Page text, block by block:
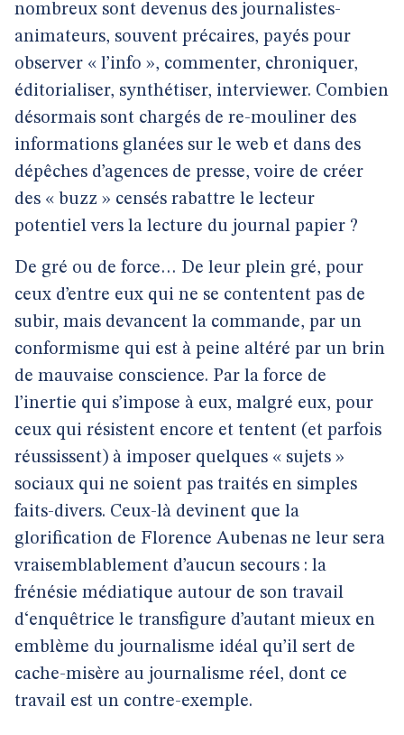
nombreux sont devenus des journalistes-
animateurs, souvent précaires, payés pour
observer « l’info », commenter, chroniquer,
éditorialiser, synthétiser, interviewer. Combien
désormais sont chargés de re-mouliner des
informations glanées sur le web et dans des
dépêches d’agences de presse, voire de créer
des « buzz » censés rabattre le lecteur
potentiel vers la lecture du journal papier ?
De gré ou de force… De leur plein gré, pour
ceux d’entre eux qui ne se contentent pas de
subir, mais devancent la commande, par un
conformisme qui est à peine altéré par un brin
de mauvaise conscience. Par la force de
l’inertie qui s’impose à eux, malgré eux, pour
ceux qui résistent encore et tentent (et parfois
réussissent) à imposer quelques « sujets »
sociaux qui ne soient pas traités en simples
faits-divers. Ceux-là devinent que la
glorification de Florence Aubenas ne leur sera
vraisemblablement d’aucun secours : la
frénésie médiatique autour de son travail
d‘enquêtrice le transfigure d’autant mieux en
emblème du journalisme idéal qu’il sert de
cache-misère au journalisme réel, dont ce
travail est un contre-exemple.